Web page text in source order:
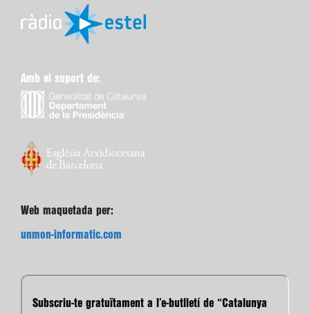
Amb el suport de:
Web maquetada per:
unmon-informatic.com
Subscriu-te gratuïtament a l’e-butlletí de “Catalunya